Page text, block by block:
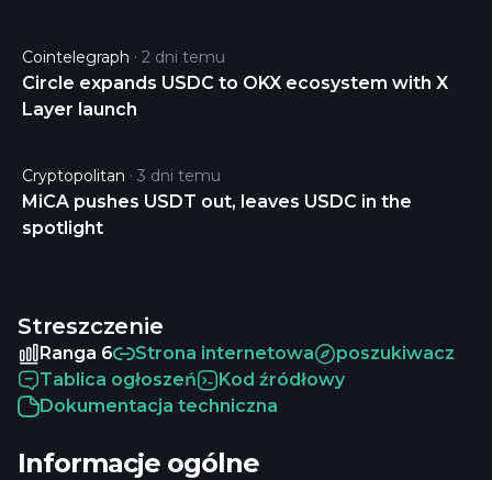
Cointelegraph 2 dni temu
Circle expands USDC to OKX ecosystem with X
Layer launch
Cryptopolitan 3 dni temu
MiCA pushes USDT out, leaves USDC in the
spotlight
Streszczenie
Ranga 6 Strona internetowa
poszukiwacz
Tablica ogłoszeń
Kod źródłowy
Dokumentacja techniczna
Informacje ogólne